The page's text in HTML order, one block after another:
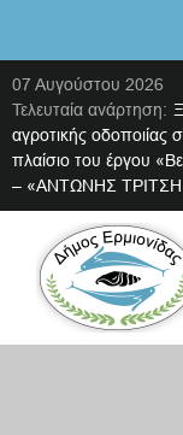
07 Αυγούστου 2026
Τελευταία ανάρτηση:
αγροτικής οδοποιίας
πλαίσιο του έργου
– «ΑΝΤΩΝΗΣ